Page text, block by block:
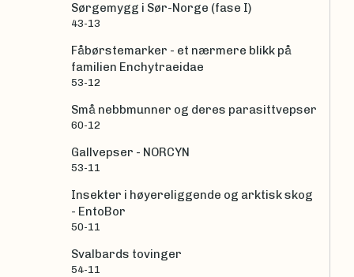
Sørgemygg i Sør-Norge (fase I)
43-13
Fåbørstemarker - et nærmere blikk på
familien Enchytraeidae
53-12
Små nebbmunner og deres parasittvepser
60-12
Gallvepser - NORCYN
53-11
Insekter i høyereliggende og arktisk skog
- EntoBor
50-11
Svalbards tovinger
54-11